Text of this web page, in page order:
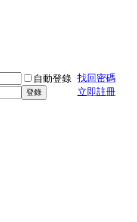
自動登錄 找回密碼
登錄 立即註冊